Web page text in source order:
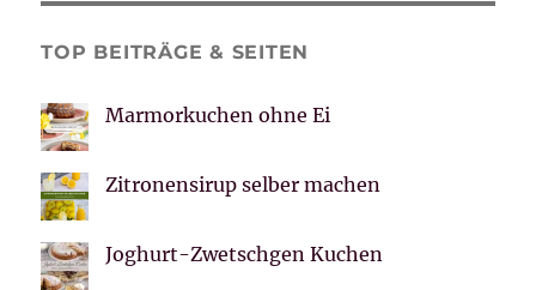
TOP BEITRÄGE & SEITEN
Marmorkuchen ohne Ei
Zitronensirup selber machen
Joghurt-Zwetschgen Kuchen